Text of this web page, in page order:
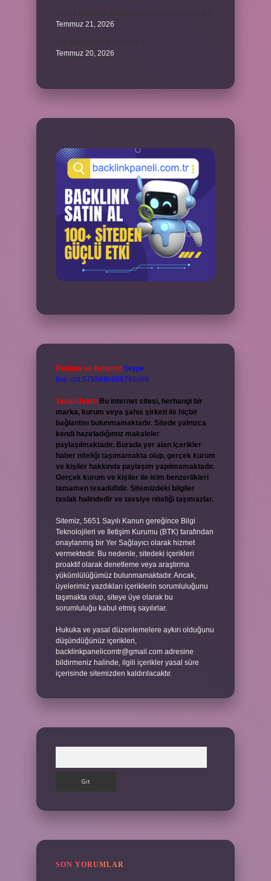
Temmuz 21, 2026
Temmuz 20, 2026
Reklam ve İletişim: Skype:
live:.cid.575569c608265c69
Yasal Uyarı: Bu internet sitesi, herhangi bir
marka, kurum veya şahıs şirketi ile hiçbir
bağlantısı bulunmamaktadır. Sitede yalnızca
kendi hazırladığımız makaleler
paylaşılmaktadır. Burada yer alan içerikler
haber niteliği taşımamakta olup, gerçek kurum
ve kişiler hakkında paylaşım yapılmamaktadır.
Gerçek kurum ve kişiler ile isim benzerlikleri
tamamen tesadüfidir. Sitemizdeki bilgiler
taslak halindedir ve tavsiye niteliği taşımazlar.
Sitemiz, 5651 Sayılı Kanun gereğince Bilgi
Teknolojileri ve İletişim Kurumu (BTK) tarafından
onaylanmış bir Yer Sağlayıcı olarak hizmet
vermektedir. Bu nedenle, sitedeki içerikleri
proaktif olarak denetleme veya araştırma
yükümlülüğümüz bulunmamaktadır. Ancak,
üyelerimiz yazdıkları içeriklerin sorumluluğunu
taşımakta olup, siteye üye olarak bu
sorumluluğu kabul etmiş sayılırlar.
Hukuka ve yasal düzenlemelere aykırı olduğunu
düşündüğünüz içerikleri,
backlinkpanelicomtr@gmail.com adresine
bildirmeniz halinde, ilgili içerikler yasal süre
içerisinde sitemizden kaldırılacaktır.
SON YORUMLAR